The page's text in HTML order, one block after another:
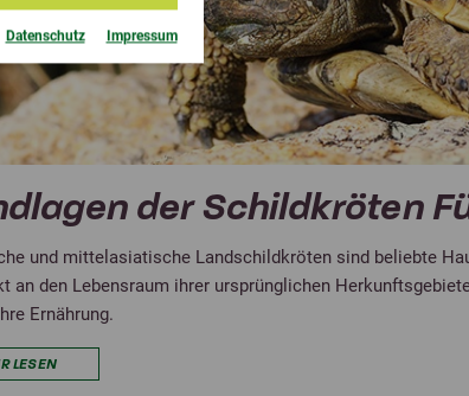
Datenschutz Impressum
der Schildkröten
und mittelasiatische Landschildkröten sind beliebte
an den Lebensraum ihrer ursprünglichen
Ernährung.
LESEN